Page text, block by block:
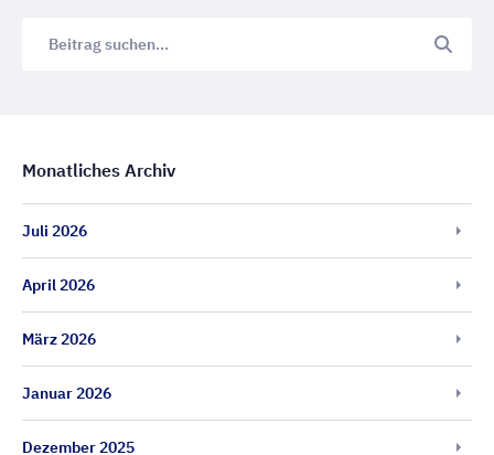
Monatliches Archiv
Juli 2026
April 2026
März 2026
Januar 2026
Dezember 2025